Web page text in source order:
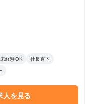
未経験OK 社長直下
人を見る